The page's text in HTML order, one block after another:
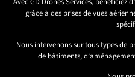
Avec GD Drones Services, bénéficiez
grâce à des prises de vues
Nous intervenons sur tous types de
de bâtiments,